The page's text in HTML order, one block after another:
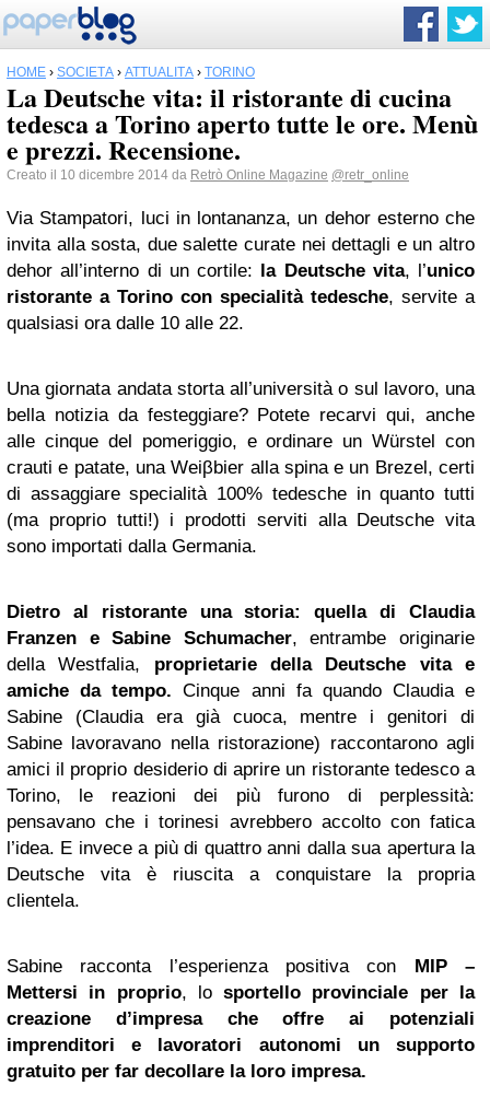
HOME › SOCIETÀ › ATTUALITÀ › TORINO
La Deutsche vita: il ristorante di cucina
tedesca a Torino aperto tutte le ore. Menù
e prezzi. Recensione.
Creato il 10 dicembre 2014 da Retrò Online Magazine @retr_online
Via Stampatori, luci in lontananza, un dehor esterno che
invita alla sosta, due salette curate nei dettagli e un altro
dehor all’interno di un cortile: la Deutsche vita, l’unico
ristorante a Torino con specialità tedesche, servite a
qualsiasi ora dalle 10 alle 22.
Una giornata andata storta all’università o sul lavoro, una
bella notizia da festeggiare? Potete recarvi qui, anche
alle cinque del pomeriggio, e ordinare un Würstel con
crauti e patate, una Weiβbier alla spina e un Brezel, certi
di assaggiare specialità 100% tedesche in quanto tutti
(ma proprio tutti!) i prodotti serviti alla Deutsche vita
sono importati dalla Germania.
Dietro al ristorante una storia: quella di Claudia
Franzen e Sabine Schumacher, entrambe originarie
della Westfalia, proprietarie della Deutsche vita e
amiche da tempo. Cinque anni fa quando Claudia e
Sabine (Claudia era già cuoca, mentre i genitori di
Sabine lavoravano nella ristorazione) raccontarono agli
amici il proprio desiderio di aprire un ristorante tedesco a
Torino, le reazioni dei più furono di perplessità:
pensavano che i torinesi avrebbero accolto con fatica
l’idea. E invece a più di quattro anni dalla sua apertura la
Deutsche vita è riuscita a conquistare la propria
clientela.
Sabine racconta l’esperienza positiva con MIP –
Mettersi in proprio, losportello provinciale per la
creazione d’impresa che offre ai potenziali
imprenditori e lavoratori autonomi un supporto
gratuito per far decollare la loro impresa.